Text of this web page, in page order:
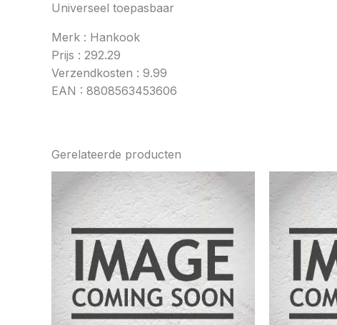
Universeel toepasbaar
Merk : Hankook
Prijs : 292.29
Verzendkosten : 9.99
EAN : 8808563453606
Gerelateerde producten